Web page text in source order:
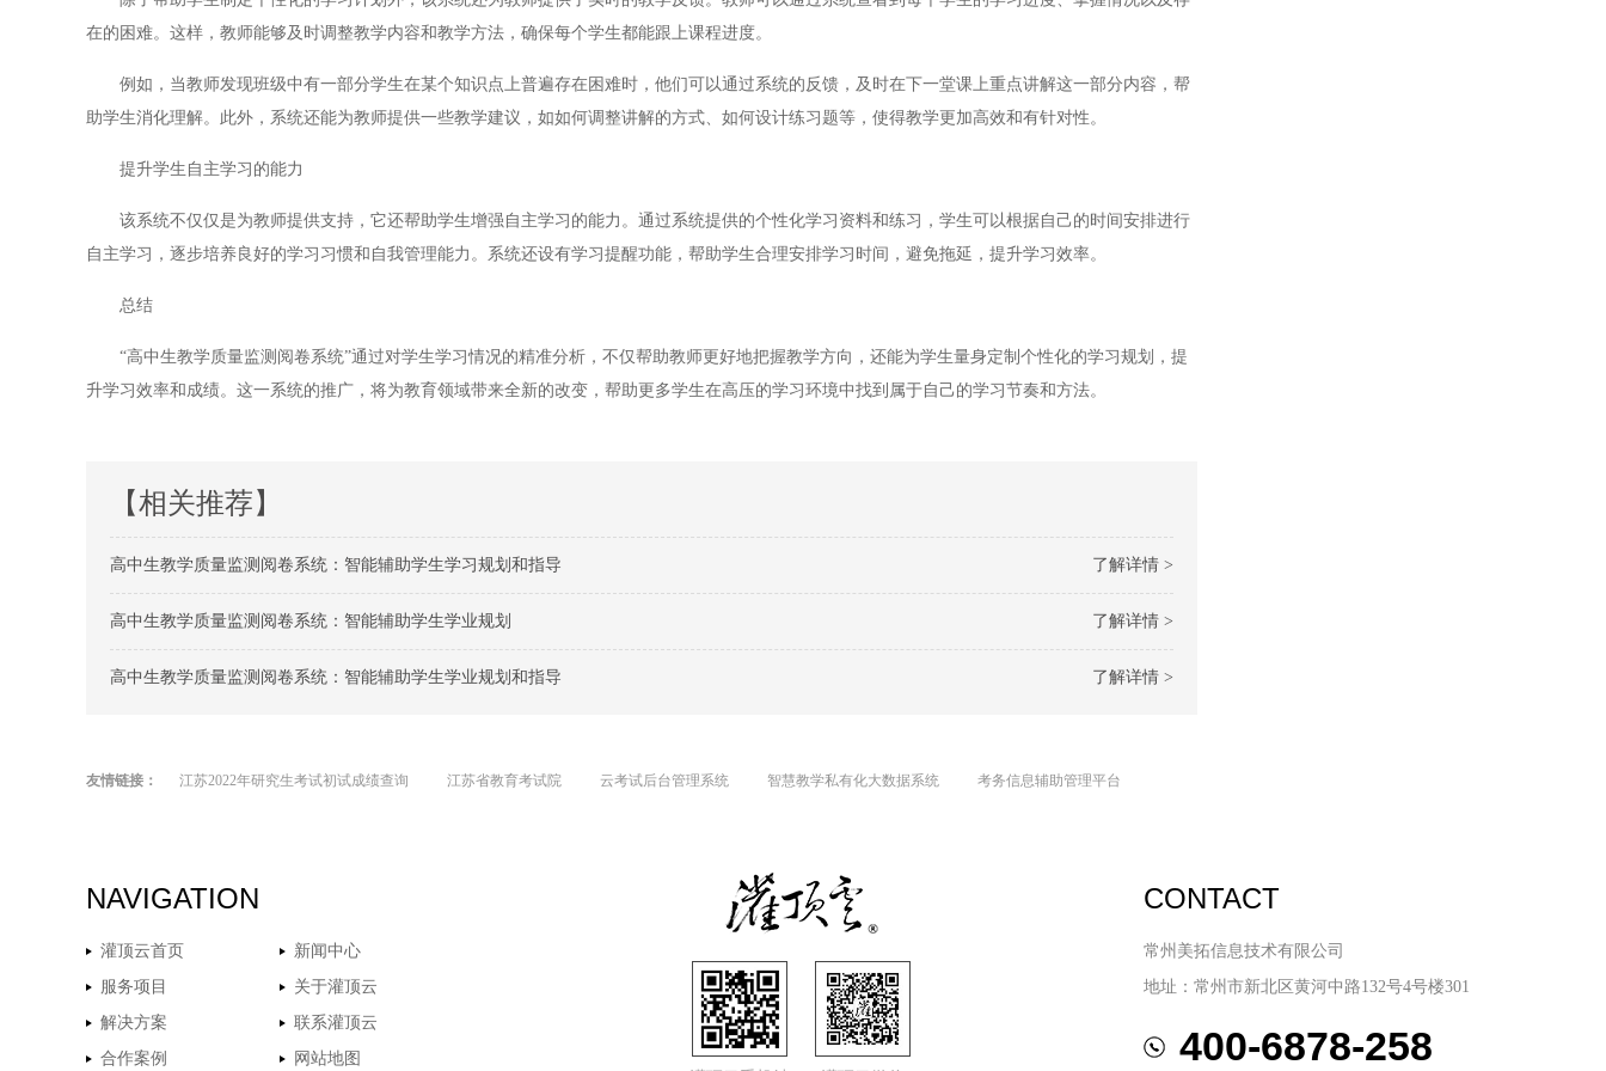
在的困难。这样，教师能够及时调整教学内容和教学方法，确保每个学生都能跟上课程进度。
例如，当教师发现班级中有一部分学生在某个知识点上普遍存在困难时，他们可以通过系统的反馈，及时在下一堂课上重点讲解这一部分内容，帮
助学生消化理解。此外，系统还能为教师提供一些教学建议，如如何调整讲解的方式、如何设计练习题等，使得教学更加高效和有针对性。
提升学生自主学习的能力
该系统不仅仅是为教师提供支持，它还帮助学生增强自主学习的能力。通过系统提供的个性化学习资料和练习，学生可以根据自己的时间安排进行
自主学习，逐步培养良好的学习习惯和自我管理能力。系统还设有学习提醒功能，帮助学生合理安排学习时间，避免拖延，提升学习效率。
总结
“高中生教学质量监测阅卷系统”通过对学生学习情况的精准分析，不仅帮助教师更好地把握教学方向，还能为学生量身定制个性化的学习规划，提
升学习效率和成绩。这一系统的推广，将为教育领域带来全新的改变，帮助更多学生在高压的学习环境中找到属于自己的学习节奏和方法。
【相关推荐】
了解详情 >
高中生教学质量监测阅卷系统：智能辅助学生学习规划和指导
了解详情 >
高中生教学质量监测阅卷系统：智能辅助学生学业规划
了解详情 >
高中生教学质量监测阅卷系统：智能辅助学生学业规划和指导
友情链接： 江苏2022年研究生考试初试成绩查询 江苏省教育考试院 云考试后台管理系统 智慧教学私有化大数据系统 考务信息辅助管理平台
NAVIGATION
灌顶云首页
新闻中心
服务项目
关于灌顶云
解决方案
联系灌顶云
合作案例
网站地图
CONTACT
常州美拓信息技术有限公司
地址：常州市新北区黄河中路132号4号楼301
400-6878-258